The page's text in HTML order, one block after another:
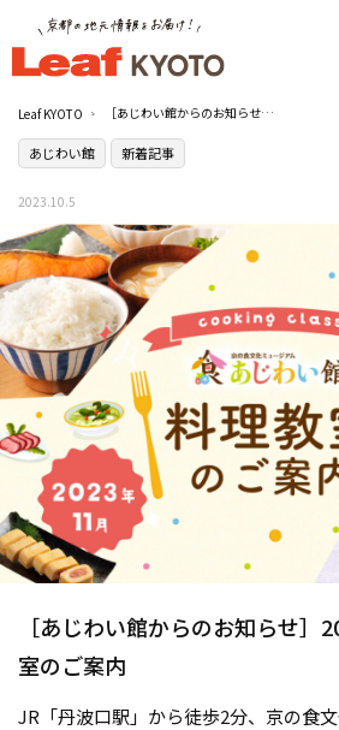
Leaf KYOTO ［あじわい館からのお知らせ］2023年11月料理教室のご案内
あじわい館 新着記事
2023.10.5
［あじわい館からのお知らせ］
室のご案内
JR「丹波口駅」から徒歩2分、京の食